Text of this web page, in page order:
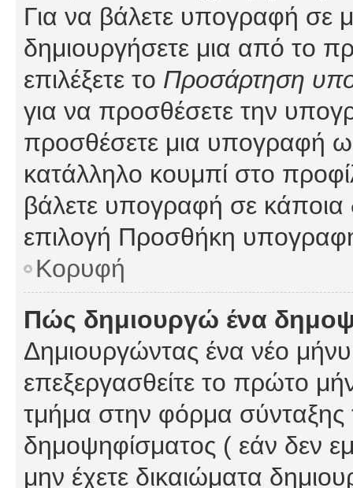
Για να βάλετε υπογραφή σε
δημιουργήσετε μια από το
επιλέξετε το Προσάρτηση
για να προσθέσετε την
προσθέσετε μια υπογραφή
κατάλληλο κουμπί στο
βάλετε υπογραφή σε κάποια
επιλογή Προσθήκη
Κορυφή
Πώς δημιουργώ ένα
Δημιουργώντας ένα νέο
επεξεργασθείτε το πρώτο
τμήμα στην φόρμα σύνταξης
δημοψηφίσματος ( εάν δεν
μην έχετε δικαιώματα